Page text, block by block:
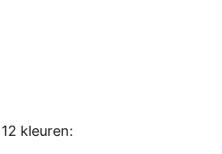
kleuren: